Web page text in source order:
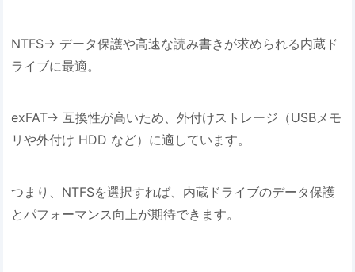
NTFS→ データ保護や高速な読み書きが求められる内蔵ド
ライブに最適。
exFAT→ 互換性が高いため、外付けストレージ（USBメモ
リや外付け HDD など）に適しています。
つまり、NTFSを選択すれば、内蔵ドライブのデータ保護
とパフォーマンス向上が期待できます。